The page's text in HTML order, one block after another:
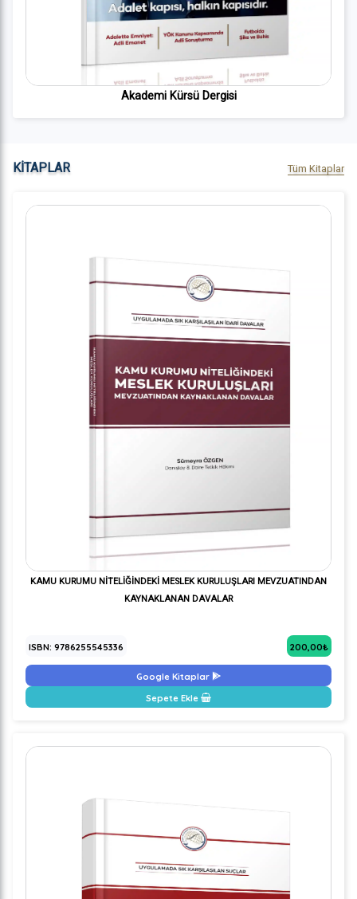
Akademi Kürsü Dergisi
KİTAPLAR Tüm Kitaplar
KAMU KURUMU NİTELİĞİNDEKİ MESLEK KURULUŞLARI MEVZUATINDAN
KAYNAKLANAN DAVALAR
ISBN: 9786255545336 200,00₺
Google Kitaplar
Sepete Ekle